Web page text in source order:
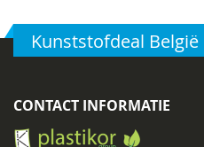
Kunststofdeal België
CONTACT INFORMATIE